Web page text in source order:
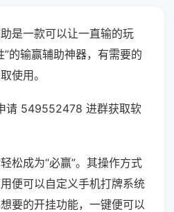
是一款可以让一直输的玩
”的输赢辅助神器，有需要的
使用。
请 549552478 进群获取软
松成为“必赢”。其操作方式
便可以自定义手机打牌系统
要的开挂功能，一键便可以